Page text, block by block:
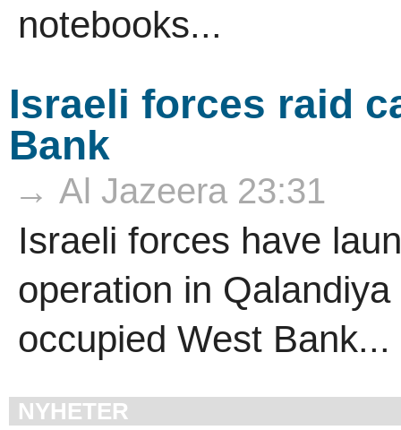
notebooks...
Israeli forces raid
Bank
→ Al Jazeera 23:31
Israeli forces have
operation in
occupied West Bank...
NYHETER